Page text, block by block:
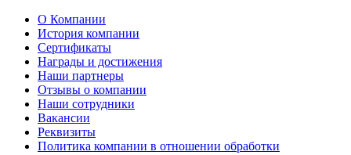
Корпус
Материал корпуса клапана
Шар
Шар
Материал шара
Климатическое исполнение
15150-69
О Компании
История компании
Сертификаты
Награды и достижения
Наши партнеры
Отзывы о компании
Наши сотрудники
Вакансии
Реквизиты
Политика компании в отношении обработки